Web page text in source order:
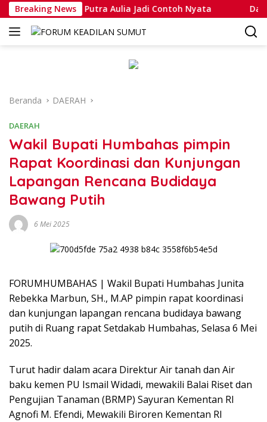
Langsung
ke
konten
Breaking NewsPutra Aulia Jadi Contoh Nyata Dansatlat
Beranda DAERAH
DAERAH
Wakil Bupati Humbahas pimpin
Rapat Koordinasi dan Kunjungan
Lapangan Rencana Budidaya
Bawang Putih
6 Mei 2025
FORUMHUMBAHAS | Wakil Bupati Humbahas Junita
Rebekka Marbun, SH., M.AP pimpin rapat koordinasi
dan kunjungan lapangan rencana budidaya bawang
putih di Ruang rapat Setdakab Humbahas, Selasa 6 Mei
2025.
Turut hadir dalam acara Direktur Air tanah dan Air
baku kemen PU Ismail Widadi, mewakili Balai Riset dan
Pengujian Tanaman (BRMP) Sayuran Kementan RI
Agnofi M. Efendi, Mewakili Biroren Kementan RI